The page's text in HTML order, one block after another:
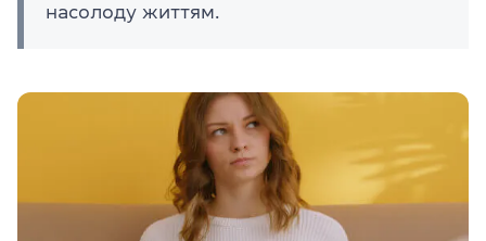
насолоду життям.